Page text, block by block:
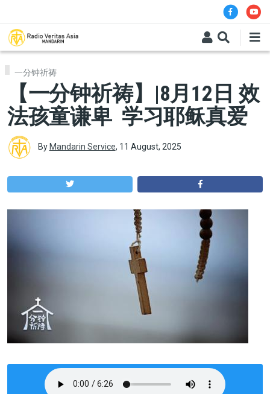
一分钟祈祷
【一分钟祈祷】|8月12日 效
法孩童谦卑 学习耶稣真爱
By Mandarin Service, 11 August, 2025